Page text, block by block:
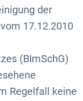
der
17.12.2010
(BImSchG)
Regelfall keine